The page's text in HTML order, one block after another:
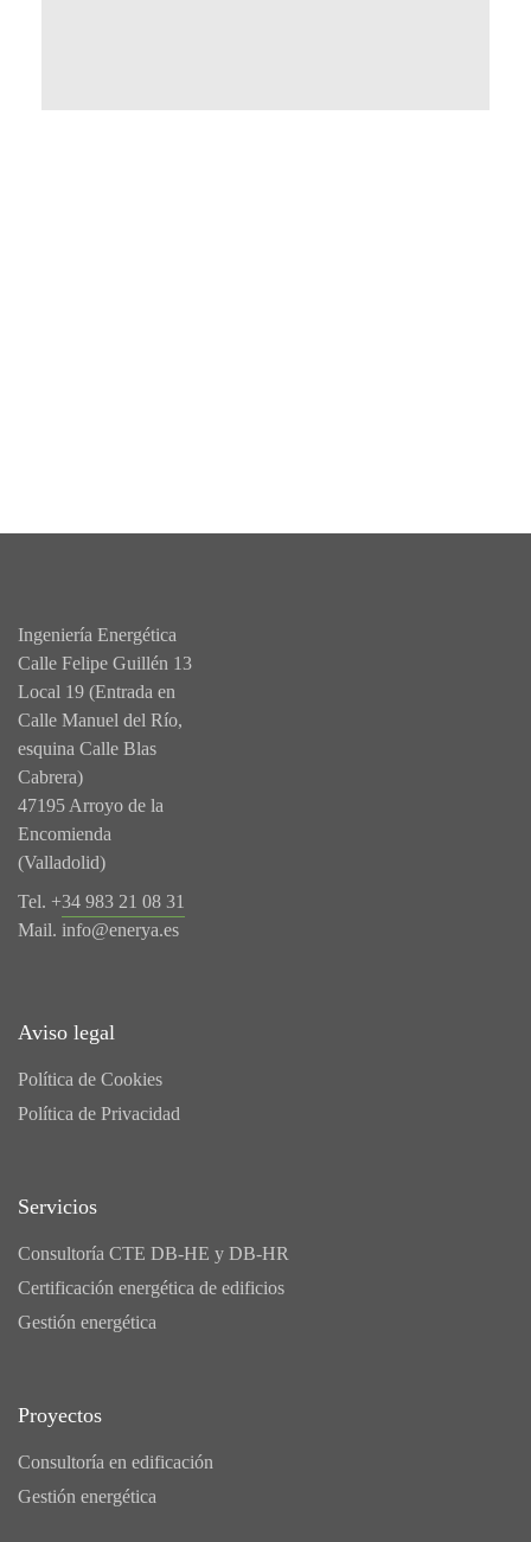
Ingeniería Energética
Calle Felipe Guillén 13
Local 19 (Entrada en
Calle Manuel del Río,
esquina Calle Blas
Cabrera)
47195 Arroyo de la
Encomienda
(Valladolid)
Tel. +34 983 21 08 31
Mail. info@enerya.es
Aviso legal
Política de Cookies
Política de Privacidad
Servicios
Consultoría CTE DB-HE y DB-HR
Certificación energética de edificios
Gestión energética
Proyectos
Consultoría en edificación
Gestión energética